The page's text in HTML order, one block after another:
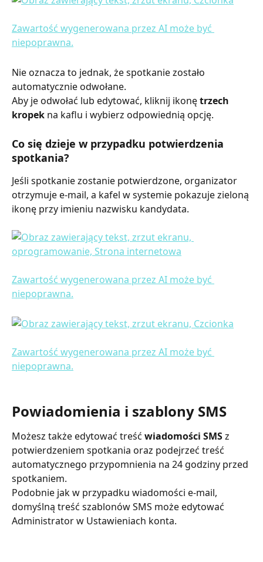
Nie oznacza to jednak, że spotkanie zostało
automatycznie odwołane.
Aby je odwołać lub edytować, kliknij ikonę trzech
kropek na kaflu i wybierz odpowiednią opcję.
Co się dzieje w przypadku potwierdzenia
spotkania?
Jeśli spotkanie zostanie potwierdzone, organizator
otrzymuje e-mail, a kafel w systemie pokazuje zieloną
ikonę przy imieniu nazwisku kandydata.
Powiadomienia i szablony SMS
Możesz także edytować treść wiadomości SMS z
potwierdzeniem spotkania oraz podejrzeć treść
automatycznego przypomnienia na 24 godziny przed
spotkaniem.
Podobnie jak w przypadku wiadomości e-mail,
domyślną treść szablonów SMS może edytować
Administrator w Ustawieniach konta.